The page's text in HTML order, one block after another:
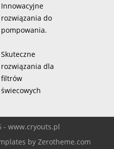
Innowacyjne
rozwiązania do
pompowania.
Skuteczne
rozwiązania dla
filtrów
świecowych
- www.cryouts.pl
by Zerotheme.com